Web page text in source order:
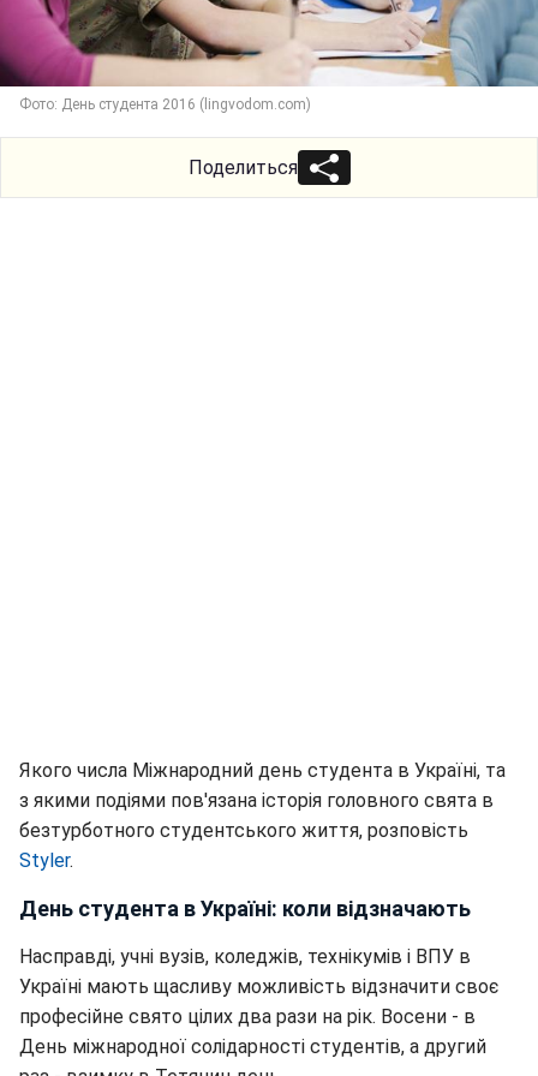
Фото: День студента 2016 (lingvodom.сom)
Поделиться
Якого числа Міжнародний день студента в Україні, та
з якими подіями пов'язана історія головного свята в
безтурботного студентського життя, розповість
Styler.
День студента в Україні: коли відзначають
Насправді, учні вузів, коледжів, технікумів і ВПУ в
Україні мають щасливу можливість відзначити своє
професійне свято цілих два рази на рік. Восени - в
День міжнародної солідарності студентів, а другий